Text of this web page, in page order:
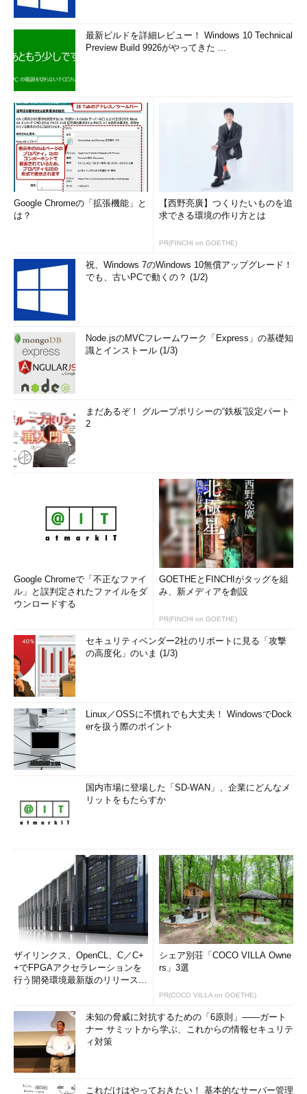
４．その他の監視
時的に大量のログが記録されたり、エ
ラーログなどに致命的なシステム障害
を示すログが記録されるかもしれませ
ん。そのためログファイルの著しい容
量変化、致命的なログなどを定期的に
チェックします。
また、ファイアウォールなどを導入
ェックするのもシステム監視の一部で
す。ただし、今回の連載はシステム障
害と対応についての解説ですので、シ
しようと思います。
1〜4のような監視ポイントが考えられるのですが、これらのシ
ステム監視を実行することで、パフォーマンスなど監視対象シス
テムのデータが蓄積します。これらのデータは今後のシステムの
マイグレーションを検討するうえで非常に有効な情報となります
ので、監視データは残すようにしましょう。
監視データを有効に利用するための通知方法
監視ツールなどを利用してシステムの稼働を監視する場合、検
知した障害をどのような形で管理者に通知するかが問題になりま
す。24時間×365日システム管理者が常駐しているような場合に
は、管理者の使用している端末に向けて障害をアラートすればい
いのですが、管理者が常駐できない場合には工夫が必要です。
一般的な障害のアラートはSMTPなどメールの機能を利用して
の通知です。通常のアドレスにはもちろん、最近では携帯電話の
メールに送信することも多いようです。ただし、メールはリアル
タイムで読まれる保証はどこにもありません。特に
ことがよくあるため、確実性の低い通知手段とい
えます。
さらにダイヤルアップによるページャーへの通知、自動音声な
どによる電話への通知などの方法もあります。これらの方法は監
らの通知方法を利用したい場合にはその機能を持った監視ツール
を選択しなければなりません。
上記のような通知手段を踏まえたうえで、私が個人的にお勧め
理者が常駐している場合には、管理者の端末へのアラートととも
に、管理グループ全員へのメール通知、ページャーなどへの通
知。管理者が常駐していない場合には、利用できるすべての通知
網などの利用です。そのため、システムの管理グループでは、障
害発生時にすぐに対応できるような体制を事前に確立しておく必
要があるのです。
スタッフが障害に対応できなかったら
システムの障害は監視ツールなどを利用することで、ある程度
自動的に検知できますが、実際に発生した障害への対応は、やは
りシステムの管理者である人間がしなければなりません。しか
し、人間は監視ツールのように常に同じクオリティで働き続ける
体調を崩したりすることもあります。また、管理グループ内で交
代勤務をしている場合には、そのときに在席している管理者の資
質（スキル）によって、対応する技術力にも差ができてしまいま
す。では、これらの問題はどのように解決すればいいのでしょう
か？
最新ビルドを詳細レビュー！ Windows 10 Technical
Preview Build 9926がやってきた ...
Google Chromeの「拡張機能」と
は？
【西野亮廣】つくりたいものを追
求できる環境の作り方とは
PR(FINCHI on GOETHE)
祝、Windows 7のWindows 10無償アップグレード！
でも、古いPCで動くの？ (1/2)
Node.jsのMVCフレームワーク「Express」の基礎知
識とインストール (1/3)
まだあるぞ！ グループポリシーの“鉄板”設定パート
2
Google Chromeで「不正なファイ
ル」と誤判定されたファイルをダ
ウンロードする
GOETHEとFINCHIがタッグを組
み、新メディアを創設
PR(FINCHI on GOETHE)
セキュリティベンダー2社のリポートに見る「攻撃
の高度化」のいま (1/3)
Linux／OSSに不慣れでも大丈夫！ WindowsでDock
erを扱う際のポイント
国内市場に登場した「SD-WAN」、企業にどんなメ
リットをもたらすか
ザイリンクス、OpenCL、C／C+
+でFPGAアクセラレーションを
行う開発環境最新版のリリースを
シェア別荘「COCO VILLA Owne
rs」3選
PR(COCO VILLA on GOETHE)
未知の脅威に対抗するための「6原則」――ガート
ナー サミットから学ぶ、これからの情報セキュリテ
ィ対策
これだけはやっておきたい！ 基本的なサーバー管理